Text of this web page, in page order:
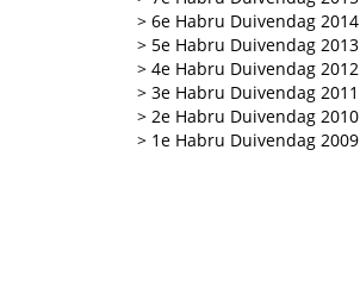
> 6e Habru Duivendag 2014
> 5e Habru Duivendag 2013
> 4e Habru Duivendag 2012
> 3e Habru Duivendag 2011
> 2e Habru Duivendag 2010
> 1e Habru Duivendag 2009